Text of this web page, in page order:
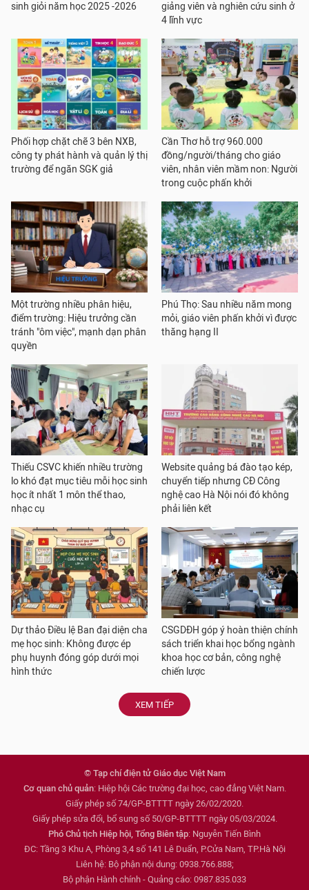
sinh giỏi năm học 2025 -2026
giảng viên và nghiên cứu sinh ở
4 lĩnh vực
Phối hợp chặt chẽ 3 bên NXB,
công ty phát hành và quản lý thị
trường để ngăn SGK giả
Cần Thơ hỗ trợ 960.000
đồng/người/tháng cho giáo
viên, nhân viên mầm non: Người
trong cuộc phấn khởi
Một trường nhiều phân hiệu,
điểm trường: Hiệu trưởng cần
tránh "ôm việc", mạnh dạn phân
quyền
Phú Thọ: Sau nhiều năm mong
mỏi, giáo viên phấn khởi vì được
thăng hạng II
Thiếu CSVC khiến nhiều trường
lo khó đạt mục tiêu mỗi học sinh
học ít nhất 1 môn thể thao,
nhạc cụ
Website quảng bá đào tạo kép,
chuyển tiếp nhưng CĐ Công
nghệ cao Hà Nội nói đó không
phải liên kết
Dự thảo Điều lệ Ban đại diện cha
mẹ học sinh: Không được ép
phụ huynh đóng góp dưới mọi
hình thức
CSGDĐH góp ý hoàn thiện chính
sách triển khai học bổng ngành
khoa học cơ bản, công nghệ
chiến lược
XEM TIẾP
© Tạp chí điện tử Giáo dục Việt Nam
Cơ quan chủ quản: Hiệp hội Các trường đại học, cao đẳng Việt Nam.
Giấy phép số 74/GP-BTTTT ngày 26/02/2020.
Giấy phép sửa đổi, bổ sung số 50/GP-BTTTT ngày 05/03/2024.
Phó Chủ tịch Hiệp hội, Tổng Biên tập: Nguyễn Tiến Bình
ĐC: Tầng 3 Khu A, Phòng 3,4 số 141 Lê Duẩn, P.Cửa Nam, TP.Hà Nội
Liên hệ: Bộ phận nội dung: 0938.766.888;
Bộ phận Hành chính - Quảng cáo: 0987.835.033